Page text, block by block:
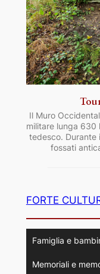
Il Muro
militare lunga 630
tedesco. Durante
fossati
FORTE
Famiglia e
Memoriali e